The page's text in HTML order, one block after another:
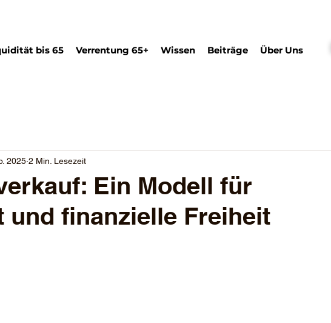
bis 65 Verrentung 65+ Wissen Beiträge Über Uns
Ein Modell für
und finanzielle Freiheit
2025 2 Min. Lesezeit